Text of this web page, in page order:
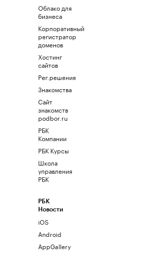
Облако для
бизнеса
Корпоративный
регистратор
доменов
Хостинг
сайтов
Рег.решения
Знакомства
Сайт
знакомств
podbor.ru
РБК
Компании
РБК Курсы
Школа
управления
РБК
РБК
Новости
iOS
Android
AppGallery